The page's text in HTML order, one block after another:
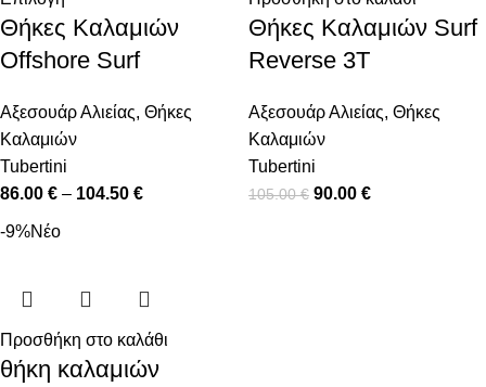
Θήκες Καλαμιών
Offshore Surf
Αξεσουάρ Αλιείας, Θήκες
Καλαμιών
Tubertini
86.00 € – 104.50 €
Θήκες Καλαμιών Surf
Reverse 3T
Αξεσουάρ Αλιείας, Θήκες
Καλαμιών
Tubertini
105.00€ 90.00 €
-9%Νέο
Προσθήκη στο καλάθι
θήκη καλαμιών